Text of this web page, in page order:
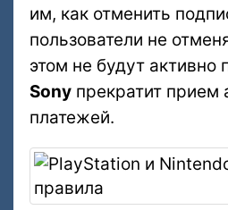
им, как отменить
пользователи не
этом не будут активно
Sony прекратит прием
платежей.